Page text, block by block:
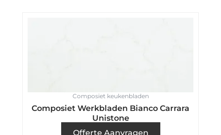
Composiet keukenbladen
Composiet Werkbladen Bianco Carrara
Unistone
Offerte Aanvragen